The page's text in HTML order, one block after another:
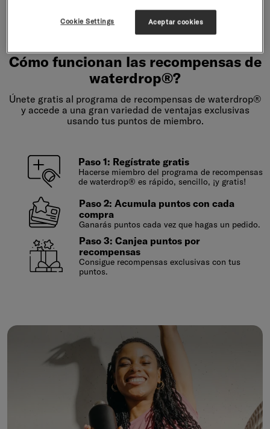
Cómo funcionan las recompensas de
waterdrop®?
Únete gratis al programa de recompensas de waterdrop®
y accede a una gran variedad de ventajas exclusivas
usando tus puntos de miembro.
Paso 1: Regístrate gratis
Hacerse miembro del programa de recompensas
de waterdrop® es rápido, sencillo, ¡y gratis!
Paso 2: Acumula puntos con cada
compra
Ganarás puntos cada vez que hagas un pedido.
Paso 3: Canjea puntos por
recompensas
Consigue recompensas exclusivas con tus
puntos.
Aceptar cookies
Cookie Settings